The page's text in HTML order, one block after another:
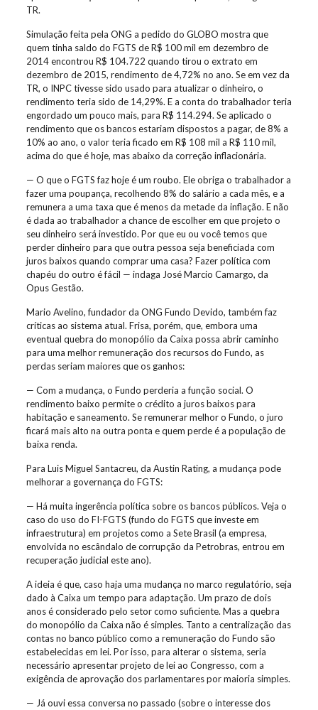
TR.
Simulação feita pela ONG a pedido do GLOBO mostra que
quem tinha saldo do FGTS de R$ 100 mil em dezembro de
2014 encontrou R$ 104.722 quando tirou o extrato em
dezembro de 2015, rendimento de 4,72% no ano. Se em vez da
TR, o INPC tivesse sido usado para atualizar o dinheiro, o
rendimento teria sido de 14,29%. E a conta do trabalhador teria
engordado um pouco mais, para R$ 114.294. Se aplicado o
rendimento que os bancos estariam dispostos a pagar, de 8% a
10% ao ano, o valor teria ficado em R$ 108 mil a R$ 110 mil,
acima do que é hoje, mas abaixo da correção inflacionária.
— O que o FGTS faz hoje é um roubo. Ele obriga o trabalhador a
fazer uma poupança, recolhendo 8% do salário a cada mês, e a
remunera a uma taxa que é menos da metade da inflação. E não
é dada ao trabalhador a chance de escolher em que projeto o
seu dinheiro será investido. Por que eu ou você temos que
perder dinheiro para que outra pessoa seja beneficiada com
juros baixos quando comprar uma casa? Fazer política com
chapéu do outro é fácil — indaga José Marcio Camargo, da
Opus Gestão.
Mario Avelino, fundador da ONG Fundo Devido, também faz
críticas ao sistema atual. Frisa, porém, que, embora uma
eventual quebra do monopólio da Caixa possa abrir caminho
para uma melhor remuneração dos recursos do Fundo, as
perdas seriam maiores que os ganhos:
— Com a mudança, o Fundo perderia a função social. O
rendimento baixo permite o crédito a juros baixos para
habitação e saneamento. Se remunerar melhor o Fundo, o juro
ficará mais alto na outra ponta e quem perde é a população de
baixa renda.
Para Luis Miguel Santacreu, da Austin Rating, a mudança pode
melhorar a governança do FGTS:
— Há muita ingerência política sobre os bancos públicos. Veja o
caso do uso do FI-FGTS (fundo do FGTS que investe em
infraestrutura) em projetos como a Sete Brasil (a empresa,
envolvida no escândalo de corrupção da Petrobras, entrou em
recuperação judicial este ano).
A ideia é que, caso haja uma mudança no marco regulatório, seja
dado à Caixa um tempo para adaptação. Um prazo de dois
anos é considerado pelo setor como suficiente. Mas a quebra
do monopólio da Caixa não é simples. Tanto a centralização das
contas no banco público como a remuneração do Fundo são
estabelecidas em lei. Por isso, para alterar o sistema, seria
necessário apresentar projeto de lei ao Congresso, com a
exigência de aprovação dos parlamentares por maioria simples.
— Já ouvi essa conversa no passado (sobre o interesse dos